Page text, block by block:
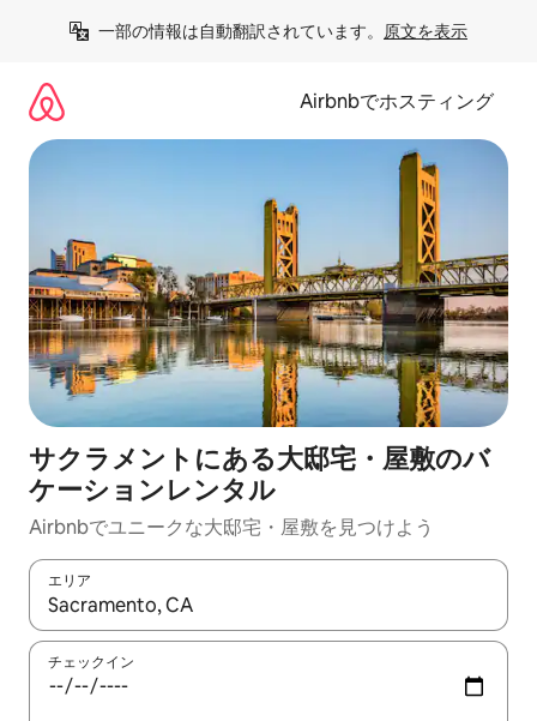
一部の情報は自動翻訳されています。 原文を表示
Airbnbでホスティング
サクラメントにある大邸宅・屋敷のバ
ケーションレンタル
Airbnbでユニークな大邸宅・屋敷を見つけよう
エリア
検索結果が表示されたら、上下の矢印キーを使って移動するか
チェックイン